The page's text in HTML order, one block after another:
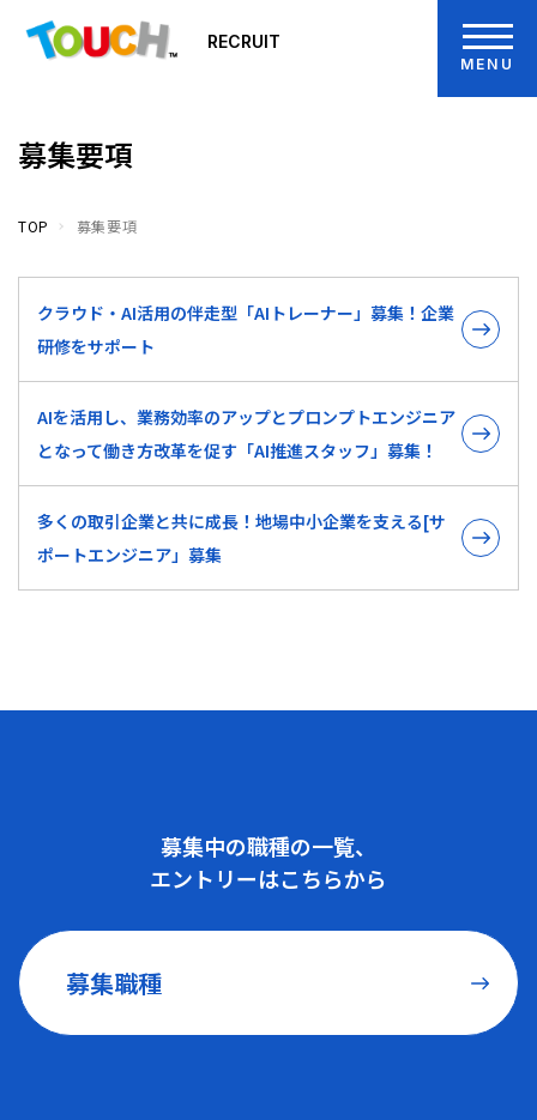
RECRUIT
MENU
募集要項
TOP 募集要項
クラウド・AI活用の伴走型「AIトレーナー」募集！企業
研修をサポート
AIを活用し、業務効率のアップとプロンプトエンジニア
となって働き方改革を促す「AI推進スタッフ」募集！
多くの取引企業と共に成長！地場中小企業を支える[サ
ポートエンジニア」募集
募集中の職種の一覧、
エントリーはこちらから
募集職種